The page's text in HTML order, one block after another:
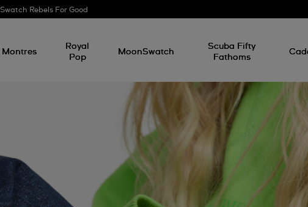
Swatch Rebels For Good
Montres
Royal
Pop
MoonSwatch
Scuba Fifty
Fathoms